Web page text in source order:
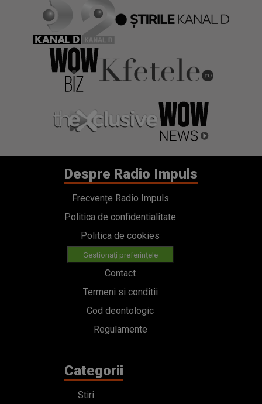
Despre Radio Impuls
Frecvențe Radio Impuls
Politica de confidentialitate
Politica de cookies
Gestionați preferințele
Contact
Termeni si conditii
Cod deontologic
Regulamente
Categorii
Stiri